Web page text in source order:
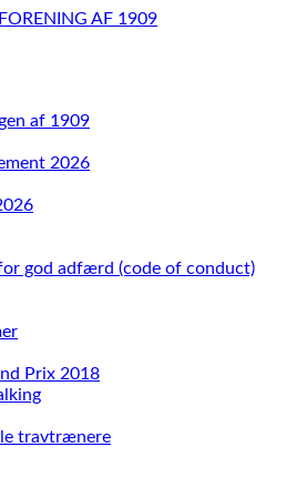
af 1909
2026
god adfærd (code of conduct)
Prix 2018
travtrænere